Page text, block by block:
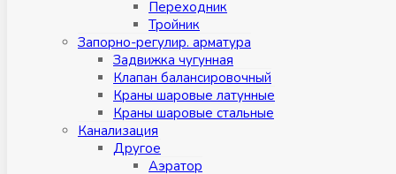
Переходник
Тройник
Запорно-регулир. арматура
Задвижка чугунная
Клапан балансировочный
Краны шаровые латунные
Краны шаровые стальные
Канализация
Другое
Аэратор